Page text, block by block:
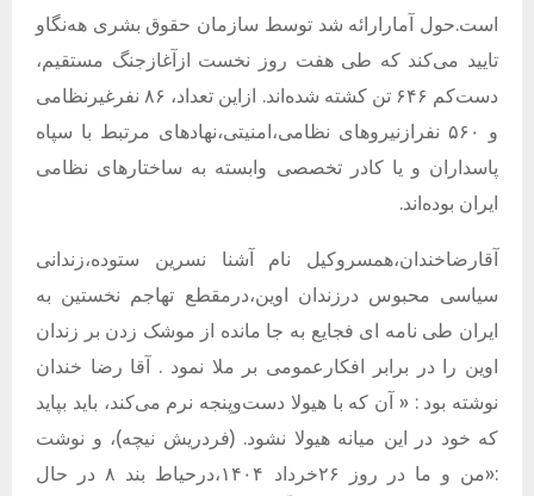
است.حول آمارارائه شد توسط سازمان حقوق بشری هه‌نگاو
تایید می‌کند که طی هفت روز نخست ازآغازجنگ مستقیم،
دست‌کم ۶۴۶ تن کشته شده‌اند. ازاین تعداد، ۸۶ نفرغیرنظامی
و ۵۶۰ نفرازنیروهای نظامی،امنیتی،نهادهای مرتبط با سپاه
پاسداران و یا کادر تخصصی وابسته به ساختارهای نظامی
ایران بوده‌اند.
آقارضاخندان،همسروکیل نام آشنا نسرین ستوده،زندانی
سیاسی محبوس درزندان اوین،درمقطع تهاجم نخستین به
ایران طی نامه ای فجایع به جا مانده از موشک زدن بر زندان
اوین را در برابر افکارعمومی بر ملا نمود . آقا رضا خندان
نوشته بود : « آن که با هیولا دست‌و‌پنجه نرم می‌کند، باید بپاید
که خود در این میانه هیولا نشود. (فردریش نیچه)، و نوشت
:«من و ما در روز ۲۶خرداد ۱۴۰۴،درحیاط بند ۸ در حال